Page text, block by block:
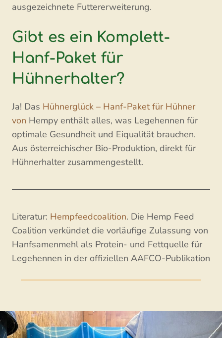
ausgezeichnete Futtererweiterung.
Gibt es ein Komplett-
Hanf-Paket für
Hühnerhalter?
Ja! Das Hühnerglück – Hanf-Paket für Hühner
von Hempy enthält alles, was Legehennen für
optimale Gesundheit und Eiqualität brauchen.
Aus österreichischer Bio-Produktion, direkt für
Hühnerhalter zusammengestellt.
Literatur: Hempfeedcoalition. Die Hemp Feed
Coalition verkündet die vorläufige Zulassung von
Hanfsamenmehl als Protein- und Fettquelle für
Legehennen in der offiziellen AAFCO-Publikation